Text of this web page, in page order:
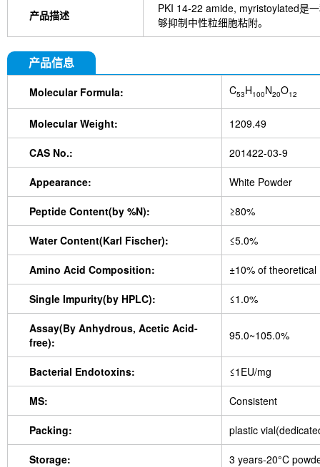
产品描述
PKI 14-22 amide, myristoylated是
够抑制中性粒细胞粘附。
产品信息
Molecular Formula: C53H100N20O12
Molecular Weight: 1209.49
CAS No.: 201422-03-9
Appearance: White Powder
Peptide Content(by %N): ≥80%
Water Content(Karl Fischer): ≤5.0%
Amino Acid Composition: ±10% of theoretical
Single Impurity(by HPLC): ≤1.0%
Assay(By Anhydrous, Acetic Acid-
free):
95.0~105.0%
Bacterial Endotoxins: ≤1EU/mg
MS: Consistent
Packing: plastic
Storage: 3 years-20°C